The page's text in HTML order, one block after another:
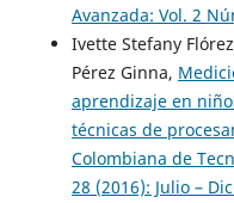
Avanzada: Vol. 2
Ivette Stefany
Pérez Ginna,
aprendizaje en
técnicas de
Colombiana de
28 (2016): Julio –